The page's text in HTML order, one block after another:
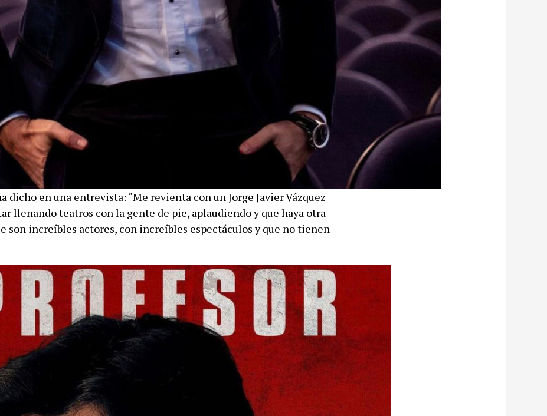
dicho en una entrevista: “Me revienta con un Jorge Javier Vázquez
llenando teatros con la gente de pie, aplaudiendo y que haya otra
son increíbles actores, con increíbles espectáculos y que no tienen